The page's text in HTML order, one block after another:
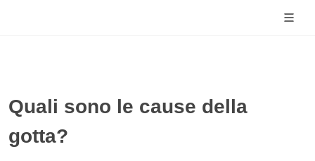
Quali sono le cause della
gotta?